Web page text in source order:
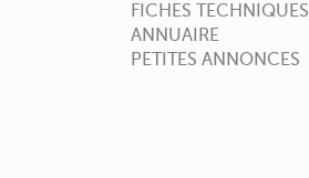
FICHES TECHNIQUES
ANNUAIRE
PETITES ANNONCES